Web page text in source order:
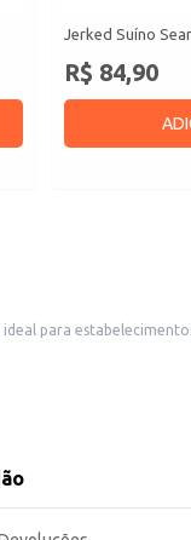
Jerked Suíno
R$ 84,90
praticidade e